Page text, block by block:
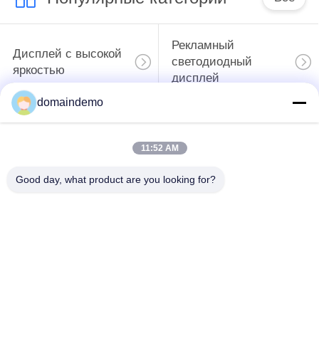
Дисплей с высокой
яркостью
Рекламный
светодиодный
дисплей
Светодиодный
небольшим
domaindemo
11:52 AM
Good day, what product are you looking for?